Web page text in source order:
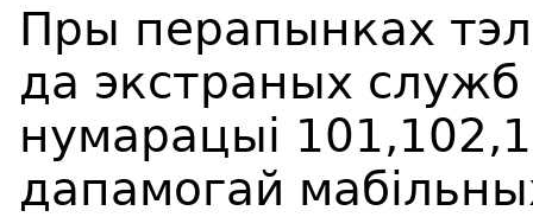
Пры перапынках
да экстраных
нумарацыі
дапамогай